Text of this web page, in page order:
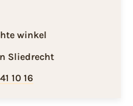
winkel
Sliedrecht
10 16